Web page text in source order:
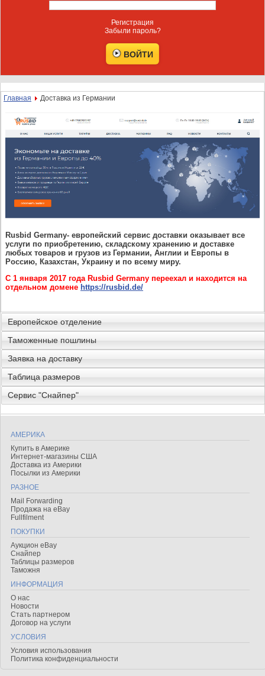
Регистрация
Забыли пароль?
Главная Доставка из Германии
Rusbid Germany- европейский сервис доставки оказывает все
услуги по приобретению, складскому хранению и доставке
любых товаров и грузов из Германии, Англии и Европы в
Россию, Казахстан, Украину и по всему миру.
С 1 января 2017 года Rusbid Germany переехал и находится на
отдельном домене https://rusbid.de/
Европейское отделение
Таможенные пошлины
Заявка на доставку
Таблица размеров
Сервис "Снайпер"
АМЕРИКА
Купить в Америке
Интернет-магазины США
Доставка из Америки
Посылки из Америки
РАЗНОЕ
Mail Forwarding
Продажа на eBay
Fullfilment
ПОКУПКИ
Аукцион eBay
Снайпер
Таблицы размеров
Таможня
ИНФОРМАЦИЯ
О нас
Новости
Стать партнером
Договор на услуги
УСЛОВИЯ
Условия использования
Политика конфиденциальности